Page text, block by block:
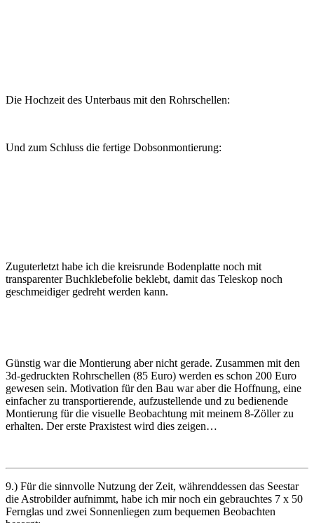
Die Hochzeit des Unterbaus mit den Rohrschellen:
Und zum Schluss die fertige Dobsonmontierung:
Zuguterletzt habe ich die kreisrunde Bodenplatte noch mit
transparenter Buchklebefolie beklebt, damit das Teleskop noch
geschmeidiger gedreht werden kann.
Günstig war die Montierung aber nicht gerade. Zusammen mit den
3d-gedruckten Rohrschellen (85 Euro) werden es schon 200 Euro
gewesen sein. Motivation für den Bau war aber die Hoffnung, eine
einfacher zu transportierende, aufzustellende und zu bedienende
Montierung für die visuelle Beobachtung mit meinem 8-Zöller zu
erhalten. Der erste Praxistest wird dies zeigen…
9.) Für die sinnvolle Nutzung der Zeit, währenddessen das Seestar
die Astrobilder aufnimmt, habe ich mir noch ein gebrauchtes 7 x 50
Fernglas und zwei Sonnenliegen zum bequemen Beobachten